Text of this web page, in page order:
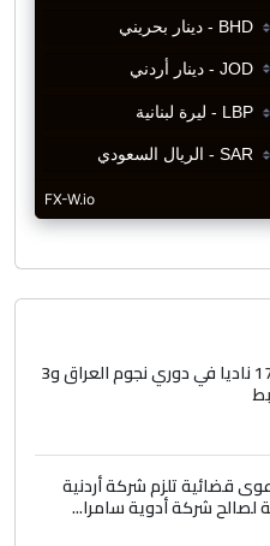
لجنة التراخيص : 17 ناديا في دوري نجوم العراق و3
قضائية تلزم شركة أردنية
لصالح شركة أدوية سامرا...